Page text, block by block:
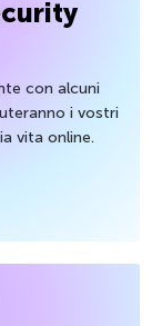
con alcuni
i vostri
vita online.